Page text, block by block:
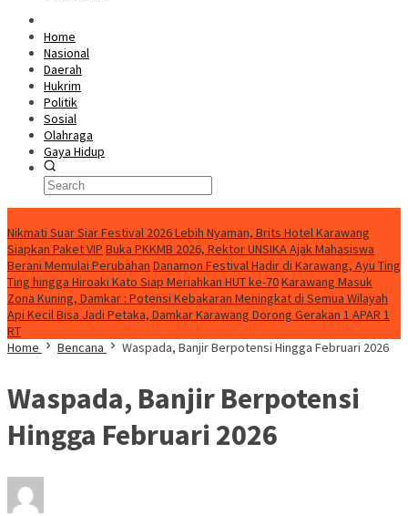
Home
Nasional
Daerah
Hukrim
Politik
Sosial
Olahraga
Gaya Hidup
Nikmati Suar Siar Festival 2026 Lebih Nyaman, Brits Hotel Karawang
Siapkan Paket VIP Buka PKKMB 2026, Rektor UNSIKA Ajak Mahasiswa
Berani Memulai Perubahan Danamon Festival Hadir di Karawang, Ayu Ting
Ting hingga Hiroaki Kato Siap Meriahkan HUT ke-70Karawang Masuk
Zona Kuning, Damkar : Potensi Kebakaran Meningkat di Semua Wilayah
Api Kecil Bisa Jadi Petaka, Damkar Karawang Dorong Gerakan 1 APAR 1
RT
Home
Bencana Waspada, Banjir Berpotensi Hingga Februari 2026
Waspada, Banjir Berpotensi
Hingga Februari 2026